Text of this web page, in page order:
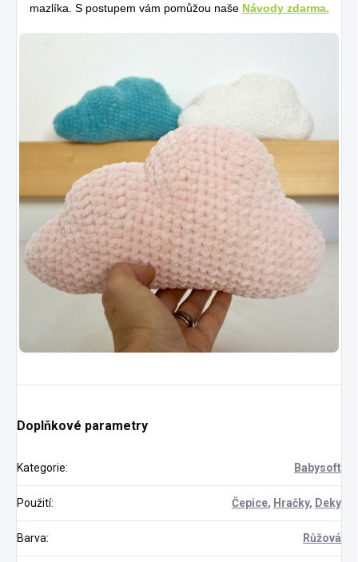
mazlíka. S postupem vám pomůžou naše Návody zdarma.
Doplňkové parametry
Kategorie: Babysoft
Použití: Čepice, Hračky, Deky
Barva: Růžová